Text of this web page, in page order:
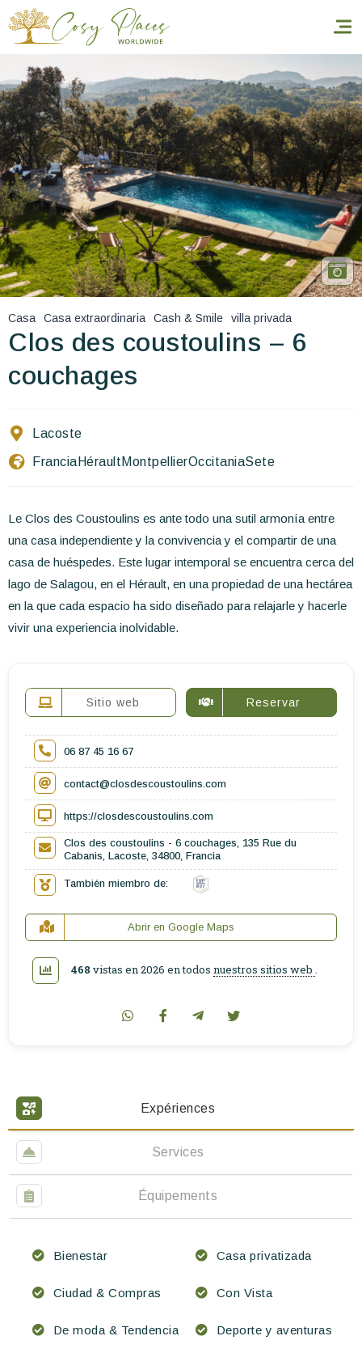
Inicio
Reservar una estancia
Nuestra colección mundial
World’s Best Hotels
Hacer que viajes
Estancia temática
Salud y seguridad
Escríbenos
Casa Casa extraordinaria Cash & Smile villa privada
Clos des coustoulins – 6
couchages
Lacoste
FranciaHéraultMontpellierOccitaniaSete
Le Clos des Coustoulins es ante todo una sutil armonía entre
una casa independiente y la convivencia y el compartir de una
casa de huéspedes. Este lugar intemporal se encuentra cerca del
lago de Salagou, en el Hérault, en una propiedad de una hectárea
en la que cada espacio ha sido diseñado para relajarle y hacerle
vivir una experiencia inolvidable.
Expériences
Services
Équipements
Bienestar Casa privatizada
Ciudad & Compras Con Vista
De moda & Tendencia Deporte y aventuras
Sitio web Reservar
06 87 45 16 67
contact@closdescoustoulins.com
https://closdescoustoulins.com
Clos des coustoulins - 6 couchages, 135 Rue du
Cabanis, Lacoste, 34800, Francia
También miembro de:
Abrir en Google Maps
468 vistas en 2026 en todos nuestros sitios web .